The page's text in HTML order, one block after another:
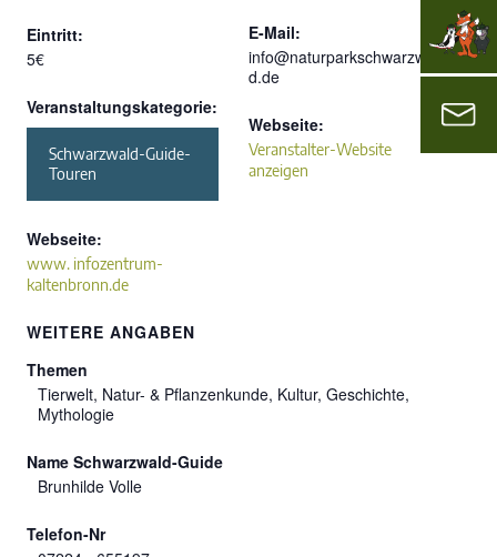
Eintritt:
5€
Veranstaltungskategorie:
Schwarzwald-Guide-
Touren
Webseite:
www. infozentrum-
kaltenbronn.de
E-Mail:
info@naturparkschwarzwal
d.de
Webseite:
Veranstalter-Website
anzeigen
WEITERE ANGABEN
Themen
Tierwelt, Natur- & Pflanzenkunde, Kultur, Geschichte,
Mythologie
Name Schwarzwald-Guide
Brunhilde Volle
Telefon-Nr